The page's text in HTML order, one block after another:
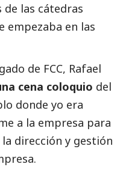
de las cátedras
empezaba en las
de FCC, Rafael
cena coloquio del
donde yo era
a la empresa para
dirección y gestión